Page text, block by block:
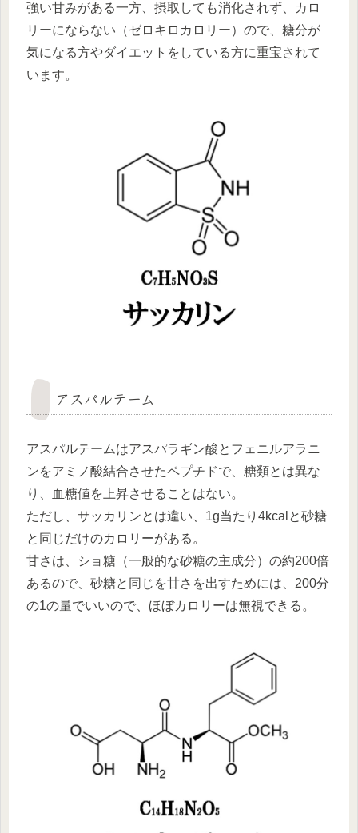
強い甘みがある一方、摂取しても消化されず、カロ
リーにならない（ゼロキロカロリー）ので、糖分が
気になる方やダイエットをしている方に重宝されて
います。
アスパルテーム
アスパルテームはアスパラギン酸とフェニルアラニ
ンをアミノ酸結合させたペプチドで、糖類とは異な
り、血糖値を上昇させることはない。
ただし、サッカリンとは違い、1g当たり4kcalと砂糖
と同じだけのカロリーがある。
甘さは、ショ糖（一般的な砂糖の主成分）の約200倍
あるので、砂糖と同じを甘さを出すためには、200分
の1の量でいいので、ほぼカロリーは無視できる。